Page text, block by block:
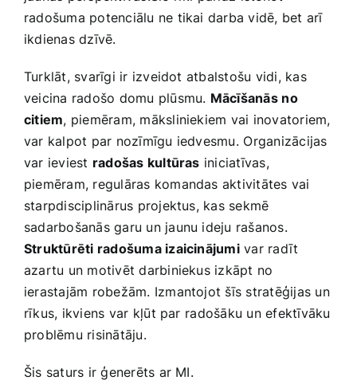
radošuma potenciālu ne tikai​ darba‍ vidē, bet arī
ikdienas dzīvē.
Turklāt, svarīgi ir izveidot atbalstošu vidi, kas
veicina radošo domu plūsmu. Mācīšanās⁣ no
citiem, piemēram, māksliniekiem vai inovatoriem,
var kalpot par nozīmīgu iedvesmu. ⁣Organizācijas
var ieviest radošas kultūras iniciatīvas,
piemēram, regulāras komandas aktivitātes vai
starpdisciplinārus projektus, kas sekmē
sadarbošanās garu un jaunu ‌ideju‌ rašanos.
Struktūrēti radošuma izaicinājumivar radīt
azartu un motivēt ‍darbiniekus izkāpt no
ierastajām robežām. ‌Izmantojot šīs stratēģijas un
rīkus, ikviens var ⁣kļūt par⁣ radošāku un efektīvāku
problēmu risinātāju.
Šis saturs ir ģenerēts ar MI.